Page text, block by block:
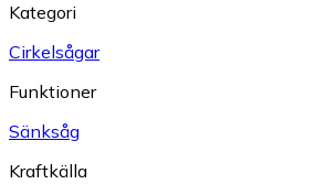
Kategori
Cirkelsågar
Funktioner
Sänksåg
Kraftkälla